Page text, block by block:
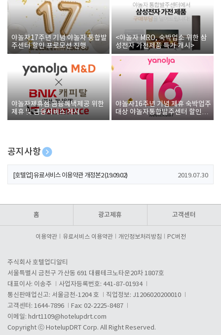
야놀자17주년 기념 야놀자 통합발
주센터 할인 프로모션 진행
<야놀자 MRO, 숙박업소 위한 삼
성전자 가전제품 특가 개시>
야놀자제휴점 금융혜택제공 위한
제휴 및 금융서비스 게시
야놀자16주년 기념 제휴 숙박업주
대상 야놀자통합발주센터 할인쿠
폰 증정
공지사항
[호텔업] 개인정보 처리방침 개정본1 (19.09.02)
[호텔업] 유료서비스 이용약관 개정본2 (19.09.02) 2019.07.30
홈 광고제휴 고객센터
이용약관 유료서비스 이용약관 개인정보처리방침 PC버전
주식회사 호텔업디알티
서울특별시 금천구 가산동 691 대륭테크노타운20차 1807호
대표이사: 이송주
사업자등록번호: 441-87-01934
통신판매업신고: 서울금천-1204 호
직업정보: J1206020200010
고객센터: 1644-7896
Fax: 02-2225-8487
이메일: hdrt1109@hotelupdrt.com
Copyright ⓒ HotelupDRT Corp. All Right Reserved.